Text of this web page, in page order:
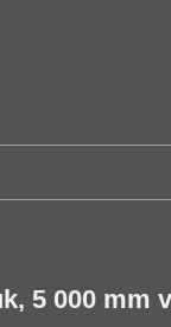
5 000 mm